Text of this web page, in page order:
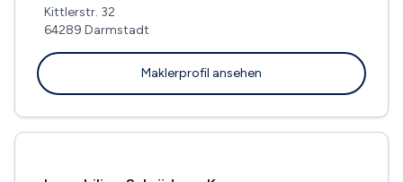
Kittlerstr. 32
64289 Darmstadt
Maklerprofil ansehen